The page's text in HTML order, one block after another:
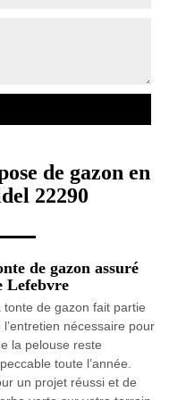
de gazon en
22290
de gazon assuré
Lefebvre
tonte de gazon fait partie
l’entretien nécessaire pour
la pelouse reste
toute l’année.
un projet réussi et de